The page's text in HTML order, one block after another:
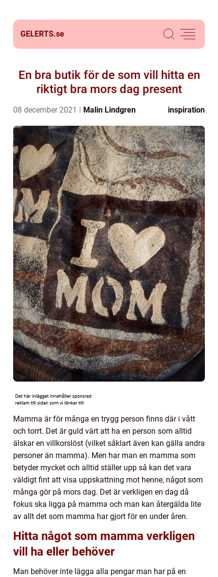
GELERTS.se
En bra butik för de som vill hitta en
riktigt bra mors dag present
08 december 2021 Malin Lindgren inspiration
Mamma är för många en trygg person finns där i vått
och torrt. Det är guld värt att ha en person som alltid
älskar en villkorslöst (vilket såklart även kan gälla andra
personer än mamma). Men har man en mamma som
betyder mycket och alltid ställer upp så kan det vara
väldigt fint att visa uppskattning mot henne, något som
många gör på mors dag. Det är verkligen en dag då
fokus ska ligga på mamma och man kan återgälda lite
av allt det som mamma har gjort för en under åren.
Hitta något som mamma verkligen
vill ha eller behöver
Man behöver inte lägga alla pengar man har på en